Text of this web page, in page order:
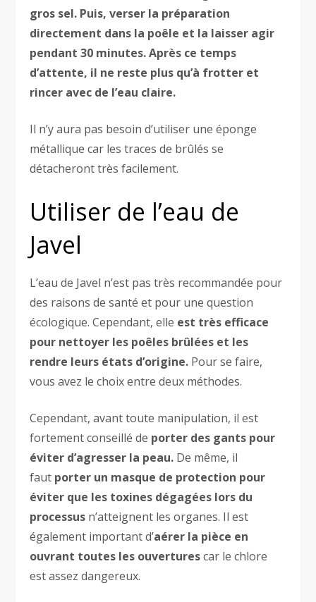
gros sel. Puis, verser la préparation
directement dans la poêle et la laisser agir
pendant 30 minutes. Après ce temps
d’attente, il ne reste plus qu’à frotter et
rincer avec de l’eau claire.
Il n’y aura pas besoin d’utiliser une éponge
métallique car les traces de brûlés se
détacheront très facilement.
Utiliser de l’eau de
Javel
L’eau de Javel n’est pas très recommandée pour
des raisons de santé et pour une question
écologique. Cependant, elle est très efficace
pour nettoyer les poêles brûlées et les
rendre leurs états d’origine. Pour se faire,
vous avez le choix entre deux méthodes.
Cependant, avant toute manipulation, il est
fortement conseillé de porter des gants pour
éviter d’agresser la peau. De même, il
faut porter un masque de protection pour
éviter que les toxines dégagées lors du
processus n’atteignent les organes. Il est
également important d’aérer la pièce en
ouvrant toutes les ouverturescar le chlore
est assez dangereux.